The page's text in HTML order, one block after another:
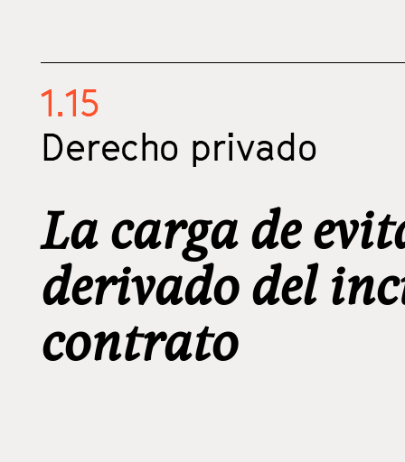
1.15
Derecho privado
La carga de
derivado del
contrato